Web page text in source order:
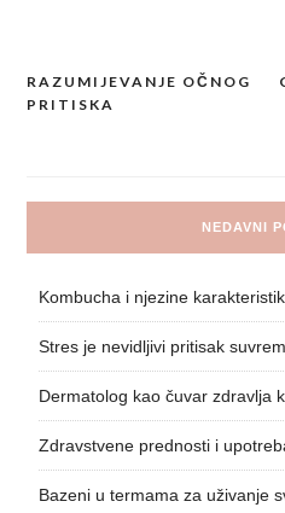
Post
RAZUMIJEVANJE OČNOG
PRITISKA
NEDAVNI
Kombucha i njezine
Stres je nevidljivi pritisak
Dermatolog kao čuvar zdravlja
Zdravstvene prednosti i
Bazeni u termama za uživanje